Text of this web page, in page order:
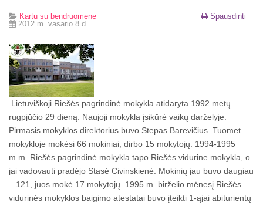
Spausdinti
Kartu su bendruomene
2012 m. vasario 8 d.
Lietuviškoji Riešės pagrindinė mokykla atidaryta 1992 metų
rugpjūčio 29 dieną. Naujoji mokykla įsikūrė vaikų darželyje.
Pirmasis mokyklos direktorius buvo Stepas Barevičius. Tuomet
mokykloje mokėsi 66 mokiniai, dirbo 15 mokytojų. 1994-1995
m.m. Riešės pagrindinė mokykla tapo Riešės vidurine mokykla, o
jai vadovauti pradėjo Stasė Civinskienė. Mokinių jau buvo daugiau
– 121, juos mokė 17 mokytojų. 1995 m. birželio mėnesį Riešės
vidurinės mokyklos baigimo atestatai buvo įteikti 1-ąjai abiturientų